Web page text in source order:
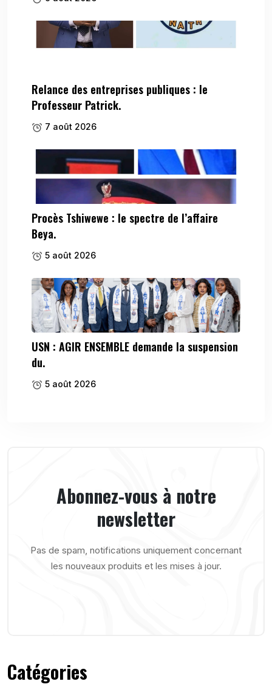
Relance des entreprises publiques : le
Professeur Patrick.
7 août 2026
Procès Tshiwewe : le spectre de l’affaire
Beya.
5 août 2026
USN : AGIR ENSEMBLE demande la suspension
du.
5 août 2026
Abonnez-vous à notre
newsletter
Pas de spam, notifications uniquement concernant
les nouveaux produits et les mises à jour.
Catégories